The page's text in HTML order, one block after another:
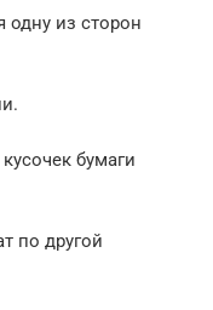
из сторон
бумаги
по другой